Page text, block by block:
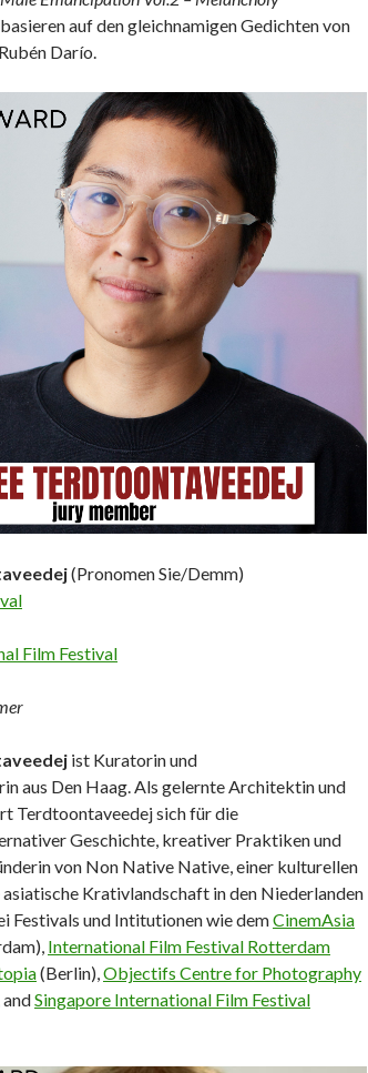
auf den gleichnamigen Gedichten von
Darío.
(Pronomen Sie/Demm)
Film Festival
ist Kuratorin und
aus Den Haag. Als gelernte Architektin und
Terdtoontaveedej sich für die
Geschichte, kreativer Praktiken und
von Non Native Native, einer kulturellen
Krativlandschaft in den Niederlanden
Festivals und Intitutionen wie demCinemAsia
International Film Festival Rotterdam
(Berlin), Objectifs Centre for Photography
Singapore International Film Festival